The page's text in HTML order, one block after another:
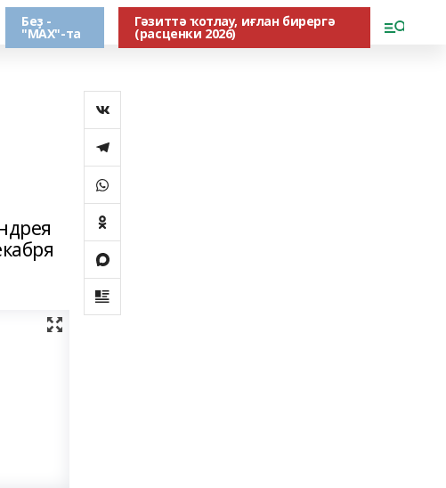
Беҙ -
"МАХ"-та
Гәзиттә ҡотлау, иғлан бирергә
(расценки 2026)